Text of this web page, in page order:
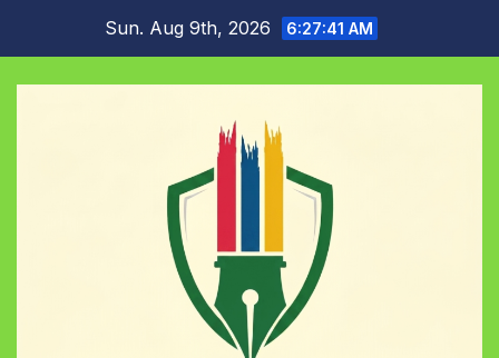
content
Sun. Aug 9th, 2026 6:27:42 AM